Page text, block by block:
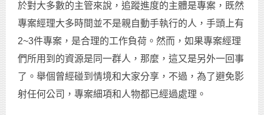
於對大多數的主管來說，追蹤進度的主體是專案，既然
專案經理大多時間並不是親自動手執行的人，手頭上有
2~3件專案，是合理的工作負荷。然而，如果專案經理
們所用到的資源是同一群人，那麼，這又是另外一回事
了。舉個曾經碰到情境和大家分享，不過，為了避免影
射任何公司，專案細項和人物都已經過處理。